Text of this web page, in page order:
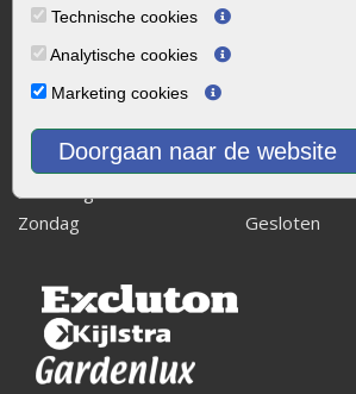
Technische cookies
Analytische cookies
Marketing cookies
Doorgaan naar de website
Dinsdag
Woensdag
Donderdag
08:00 - 17:00
Vrijdag
08:00 - 17:00
Zaterdag
08:00 - 15.00
Zondag
Gesloten